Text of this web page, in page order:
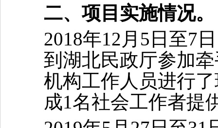
二、项目实施情况。
2018年12月5日至7
到湖北民政厅参加
机构工作人员进行
成1名社会工作者提